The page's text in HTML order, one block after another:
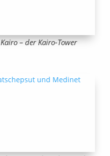
– der Kairo-Tower